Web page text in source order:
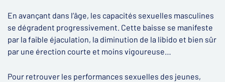
En avançant dans l’âge, les capacités sexuelles masculines
se dégradent progressivement. Cette baisse se manifeste
par la faible éjaculation, la diminution de la libido et bien sûr
par une érection courte et moins vigoureuse…
Pour retrouver les performances sexuelles des jeunes,